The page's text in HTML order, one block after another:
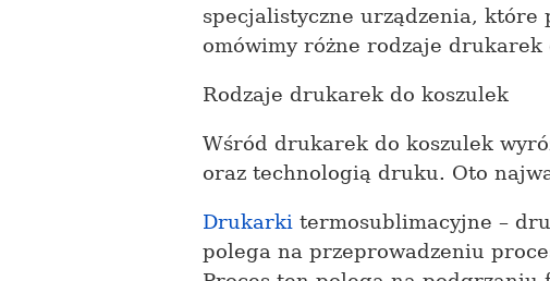
specjalistyczne urządzenia,
omówimy różne rodzaje drukarek
Rodzaje drukarek do koszulek
Wśród drukarek do koszulek
oraz technologią druku. Oto
Drukarki termosublimacyjne –
polega na przeprowadzeniu